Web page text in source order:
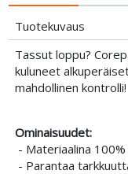
Tuotekuvaus
Tassut loppu?
kuluneet
mahdollinen kontrolli!
Ominaisuudet:
- Materiaalina 100%
- Parantaa